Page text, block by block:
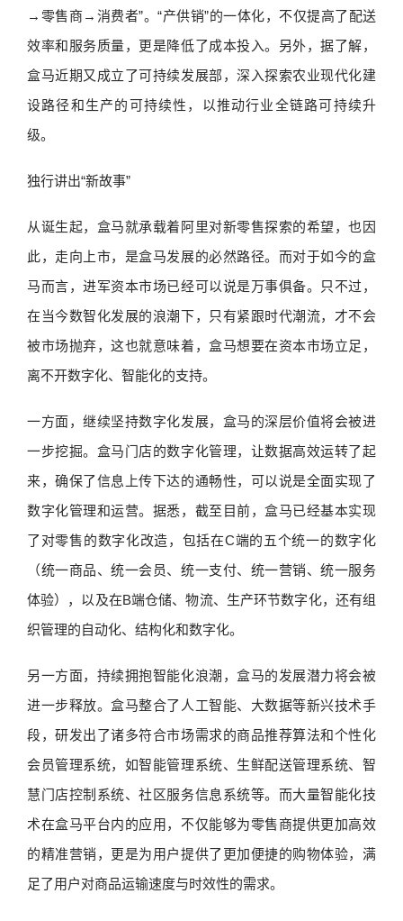
→零售商→消费者”。“产供销”的一体化，不仅提高了配送
效率和服务质量，更是降低了成本投入。另外，据了解，
盒马近期又成立了可持续发展部，深入探索农业现代化建
设路径和生产的可持续性，以推动行业全链路可持续升
级。
独行讲出“新故事”
从诞生起，盒马就承载着阿里对新零售探索的希望，也因
此，走向上市，是盒马发展的必然路径。而对于如今的盒
马而言，进军资本市场已经可以说是万事俱备。只不过，
在当今数智化发展的浪潮下，只有紧跟时代潮流，才不会
被市场抛弃，这也就意味着，盒马想要在资本市场立足，
离不开数字化、智能化的支持。
一方面，继续坚持数字化发展，盒马的深层价值将会被进
一步挖掘。盒马门店的数字化管理，让数据高效运转了起
来，确保了信息上传下达的通畅性，可以说是全面实现了
数字化管理和运营。据悉，截至目前，盒马已经基本实现
了对零售的数字化改造，包括在C端的五个统一的数字化
（统一商品、统一会员、统一支付、统一营销、统一服务
体验），以及在B端仓储、物流、生产环节数字化，还有组
织管理的自动化、结构化和数字化。
另一方面，持续拥抱智能化浪潮，盒马的发展潜力将会被
进一步释放。盒马整合了人工智能、大数据等新兴技术手
段，研发出了诸多符合市场需求的商品推荐算法和个性化
会员管理系统，如智能管理系统、生鲜配送管理系统、智
慧门店控制系统、社区服务信息系统等。而大量智能化技
术在盒马平台内的应用，不仅能够为零售商提供更加高效
的精准营销，更是为用户提供了更加便捷的购物体验，满
足了用户对商品运输速度与时效性的需求。